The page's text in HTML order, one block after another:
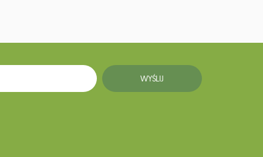
WYŚLIJ